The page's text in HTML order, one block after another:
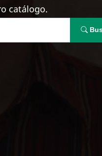
catálogo.